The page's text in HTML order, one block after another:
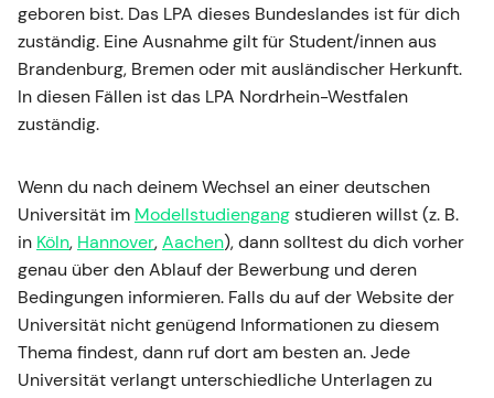
geboren bist. Das LPA dieses Bundeslandes ist für dich
zuständig. Eine Ausnahme gilt für Student/innen aus
Brandenburg, Bremen oder mit ausländischer Herkunft.
In diesen Fällen ist das LPA Nordrhein-Westfalen
zuständig.
Wenn du nach deinem Wechsel an einer deutschen
Universität im Modellstudiengangstudieren willst (z. B.
in Köln, Hannover,Aachen), dann solltest du dich vorher
genau über den Ablauf der Bewerbung und deren
Bedingungen informieren. Falls du auf der Website der
Universität nicht genügend Informationen zu diesem
Thema findest, dann ruf dort am besten an. Jede
Universität verlangt unterschiedliche Unterlagen zu